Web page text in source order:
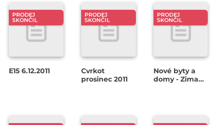
PRODEJ
SKONČIL
E15 6.12.2011
PRODEJ
SKONČIL
Cvrkot
prosinec 2011
PRODEJ
SKONČIL
Nové byty a
domy - Zima